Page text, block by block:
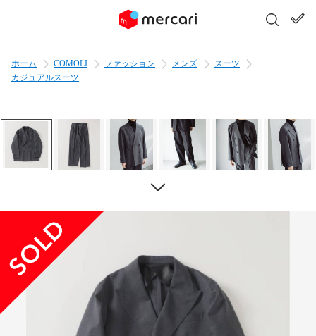
ホーム COMOLI ファッション メンズ
スーツ
カジュアルスーツ